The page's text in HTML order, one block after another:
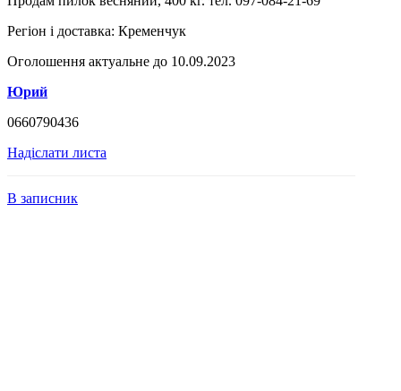
Регіон і доставка: Кременчук
Оголошення актуальне до 10.09.2023
Юрий
0660790436
Надіслати листа
В записник